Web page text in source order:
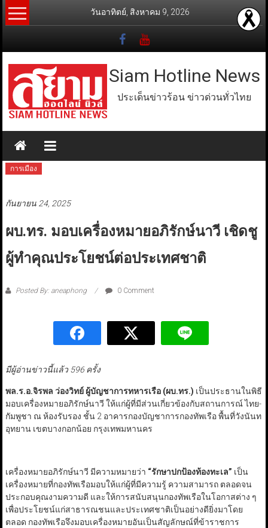
Skip
to
วันอาทิตย์, สิงหาคม 9, 2026
Siam Hotline News
ประเด็นข่าวร้อน ข่าวด่วนทั่วไทย
การเมือง
กันยายน 24, 2025
ผบ.ทร. มอบเครื่องหมายอภิรักษ์นาวี เชิดชู
ผู้ทำคุณประโยชน์ต่อประเทศชาติ
Posted By: aneaphong 0 Comment
มีผู้อ่านข่าวนี้แล้ว 596 ครั้ง
พล.ร.อ.จิรพล ว่องวิทย์ ผู้บัญชาการทหารเรือ (ผบ.ทร.) เป็นประธานในพิธี
มอบเครื่องหมายอภิรักษ์นาวี ให้แก่ผู้ที่มีส่วนเกี่ยวข้องกับสถานการณ์ ไทย-
กัมพูชา ณ ห้องรับรอง ชั้น 2 อาคารกองบัญชาการกองทัพเรือ พื้นที่วังนันท
อุทยาน เขตบางกอกน้อย กรุงเทพมหานคร
เครื่องหมายอภิรักษ์นาวี มีความหมายว่า “รักษาปกป้องท้องทะเล” เป็น
เครื่องหมายที่กองทัพเรือมอบให้แก่ผู้ที่มีความรู้ ความสามารถ ตลอดจน
ประกอบคุณงามความดี และให้การสนับสนุนกองทัพเรือในโอกาสต่าง ๆ
เพื่อประโยชน์แก่สาธารณชนและประเทศชาติเป็นอย่างดียิ่งมาโดย
ตลอด กองทัพเรือจึงมอบเครื่องหมายอันเป็นสัญลักษณ์ที่ข้าราชการ